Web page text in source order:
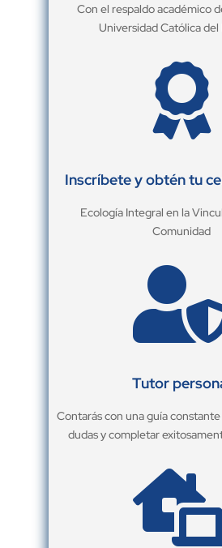
Con el respaldo académico
Universidad Católica

Inscríbete y obtén tu
Ecología Integral en la
Comunidad
Tutor
Contarás con una guía
dudas y completar
